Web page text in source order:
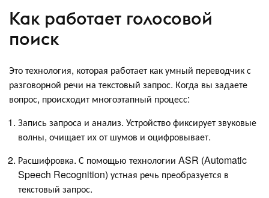
Как работает голосовой
поиск
Это технология, которая работает как умный переводчик с
разговорной речи на текстовый запрос. Когда вы задаете
вопрос, происходит многоэтапный процесс:
Запись запроса и анализ. Устройство фиксирует звуковые
волны, очищает их от шумов и оцифровывает.
Расшифровка. С помощью технологии ASR (Automatic
Speech Recognition) устная речь преобразуется в
текстовый запрос.